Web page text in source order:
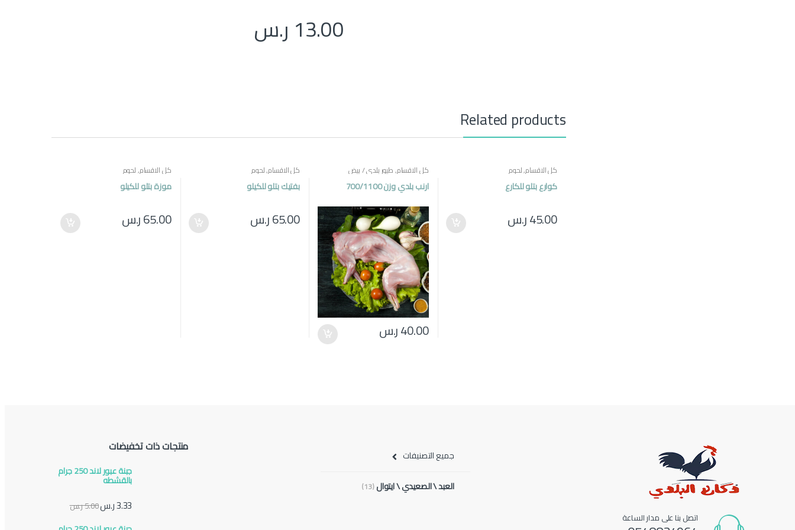
13.00 ر.س
Related products
كل الاقسام,لحوم
كوارع بتلو للكارع
45.00ر.س
كل الاقسام,طيور بلدي / بيض
ارنب بلدي وزن 700/1100
40.00ر.س
كل الاقسام,لحوم
بفتيك بتلو للكيلو
65.00ر.س
كل الاقسام,لحوم
موزة بتلو للكيلو
65.00ر.س
اتصل بنا على مدار الساعة
جميع التصنيفات
العبد \ الصعيدي \ ايتوال(13)
منتجات ذات تخفيضات
جبنة عبور لاند 250 جرام
بالقشطه
3.33ر.س5.00ر.س